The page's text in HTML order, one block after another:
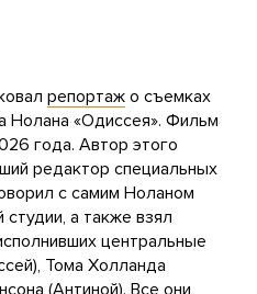
репортаж о съемках
Нолана «Одиссея». Фильм
года. Автор этого
редактор специальных
с самим Ноланом
а также взял
центральные
Тома Холланда